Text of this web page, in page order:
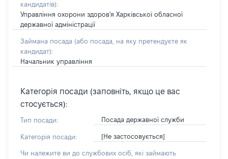
кандидатів):
Управління охорони здоров'я Харківської обласної
державної адміністрації
Займана посада (або посада, на яку претендуєте як
кандидат):
Начальник управління
Категорія посади (заповніть, якщо це вас
стосується):
Тип посади: Посада державної служби
Категорія посади: [Не застосовується]
Чи належите ви до службових осіб, які займають